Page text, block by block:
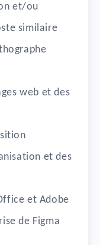
et/ou
similaire
web et des
et des
et Adobe
de Figma